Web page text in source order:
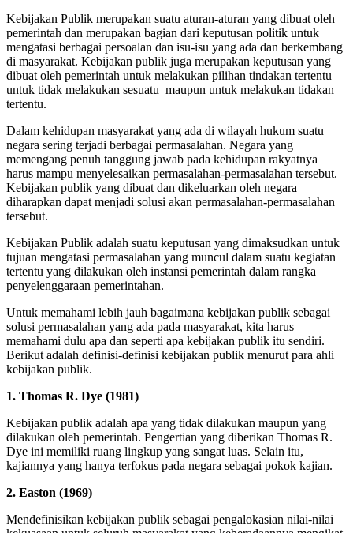
Kebijakan Publik merupakan suatu aturan-aturan yang dibuat oleh
pemerintah dan merupakan bagian dari keputusan politik untuk
mengatasi berbagai persoalan dan isu-isu yang ada dan berkembang
di masyarakat. Kebijakan publik juga merupakan keputusan yang
dibuat oleh pemerintah untuk melakukan pilihan tindakan tertentu
untuk tidak melakukan sesuatu maupun untuk melakukan tidakan
tertentu.
Dalam kehidupan masyarakat yang ada di wilayah hukum suatu
negara sering terjadi berbagai permasalahan. Negara yang
memengang penuh tanggung jawab pada kehidupan rakyatnya
harus mampu menyelesaikan permasalahan-permasalahan tersebut.
Kebijakan publik yang dibuat dan dikeluarkan oleh negara
diharapkan dapat menjadi solusi akan permasalahan-permasalahan
tersebut.
Kebijakan Publik adalah suatu keputusan yang dimaksudkan untuk
tujuan mengatasi permasalahan yang muncul dalam suatu kegiatan
tertentu yang dilakukan oleh instansi pemerintah dalam rangka
penyelenggaraan pemerintahan.
Untuk memahami lebih jauh bagaimana kebijakan publik sebagai
solusi permasalahan yang ada pada masyarakat, kita harus
memahami dulu apa dan seperti apa kebijakan publik itu sendiri.
Berikut adalah definisi-definisi kebijakan publik menurut para ahli
kebijakan publik.
1. Thomas R. Dye (1981)
Kebijakan publik adalah apa yang tidak dilakukan maupun yang
dilakukan oleh pemerintah. Pengertian yang diberikan Thomas R.
Dye ini memiliki ruang lingkup yang sangat luas. Selain itu,
kajiannya yang hanya terfokus pada negara sebagai pokok kajian.
2. Easton (1969)
Mendefinisikan kebijakan publik sebagai pengalokasian nilai-nilai